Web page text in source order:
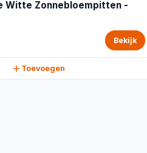
Witte Zonnebloempitten -
Bekijk
Toevoegen